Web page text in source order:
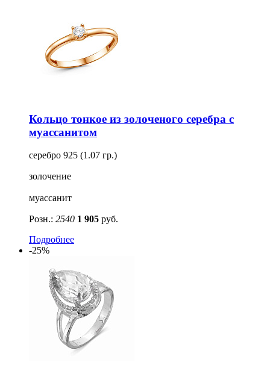
Кольцо тонкое из золоченого серебра с
муассанитом
серебро 925 (1.07 гр.)
золочение
муассанит
Розн.: 2540 1 905 руб.
Подробнее
-25%